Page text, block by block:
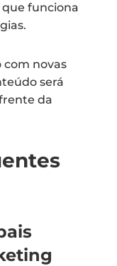
funciona
com novas
será
da